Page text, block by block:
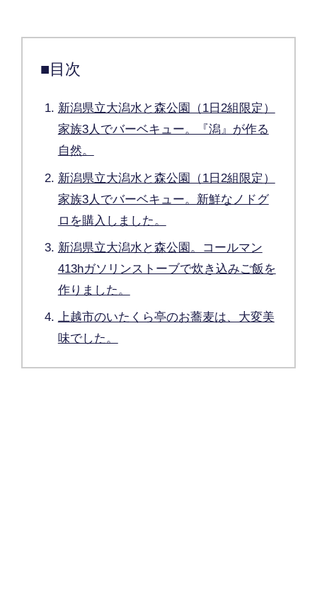
■目次
新潟県立大潟水と森公園（1日2組限定）
家族3人でバーベキュー。『潟』が作る
自然。
新潟県立大潟水と森公園（1日2組限定）
家族3人でバーベキュー。新鮮なノドグ
ロを購入しました。
新潟県立大潟水と森公園。コールマン
413hガソリンストーブで炊き込みご飯を
作りました。
上越市のいたくら亭のお蕎麦は、大変美
味でした。